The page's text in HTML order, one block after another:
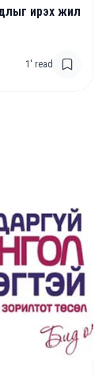
ирэх жил
1 ' read